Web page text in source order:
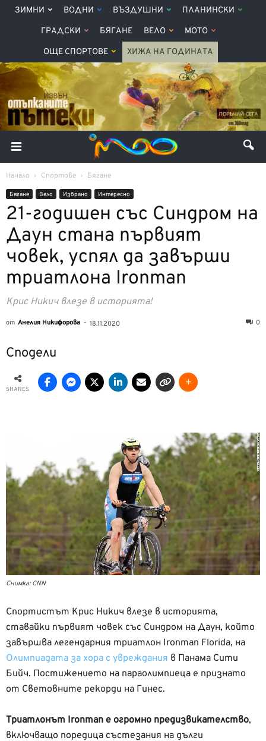
ЗИМНИ ВОДНИ ВЪЗДУШНИ ПЛАНИНСКИ
ГРАДСКИ БЯГАНЕ ВЕЛО МОТО
ОЩЕ СПОРТОВЕ ХИЖА НА ГОДИНАТА
Начало Спортове Бягане
Бягане Вело Избрано Интерeсно
21-годишен със Синдром на
Даун стана първият
човек, успял да завърши
триатлона Ironman
Крис Никич влезе в историята!
от Анелия Никифорова - 18.11.2020 0
Сподели
SHARES
Снимка: CNN
Спортистът Крис Никич влезе в историята,
ставайки първият човек със Синдром на Даун, който
завършва легендарния триатлон Ironman Florida, на
Олимпиадата за хора с увреждания в Панама Сити
Бийч. Постижението на параолимпиеца е признато
от Световните рекорди на Гинес.
Триатлонът Ironman е огромно предизвикателство,
включващо поредица състезания на дълги